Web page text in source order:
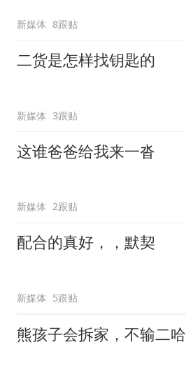
新媒体 8跟贴
二货是怎样找钥匙的
新媒体 3跟贴
这谁爸爸给我来一沓
新媒体 2跟贴
配合的真好，，默契
新媒体 5跟贴
熊孩子会拆家，不输二哈